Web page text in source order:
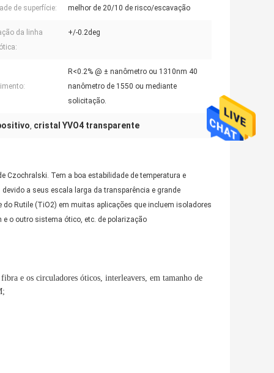
de superfície: melhor de 20/10 de risco/escavação
da linha
+/-0.2deg
R<0.2% @ ± nanômetro ou 1310nm 40
nanômetro de 1550 ou mediante
solicitação.
, cristal YVO4 transparente
Czochralski. Tem a boa estabilidade de temperatura e
a seus escala larga da transparência e grande
Rutile (TiO2) em muitas aplicações que incluem isoladores
e o outro sistema ótico, etc. de polarização
e os circuladores óticos, interleavers, em tamanho de